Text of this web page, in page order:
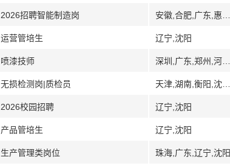
2026招聘智能制造岗
运营管培生 辽宁,沈阳
喷漆技师
无损检测岗|质检员
2026校园招聘 辽宁,沈阳
产品管培生 辽宁,沈阳
生产管理类岗位 珠海,广东,辽宁,沈阳